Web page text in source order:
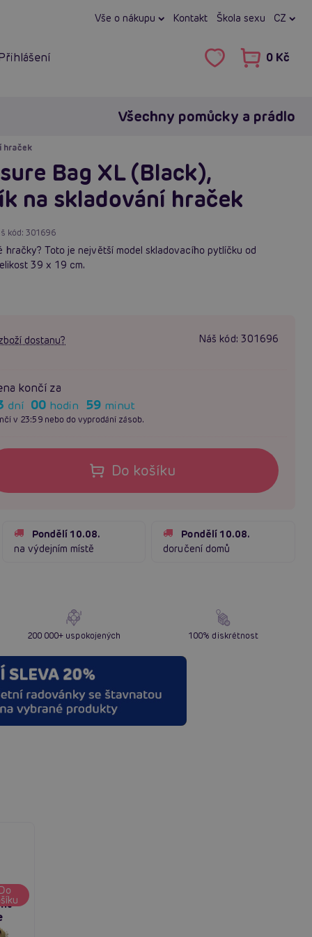
Vše o nákupu Kontakt Škola sexu CZ
0 Kč
Všechny pomůcky a prádlo
hraček
Bag XL (Black),
na skladování hraček
kód:301696
Toto je největší model skladovacího pytlíčku od
39 x 19 cm.
dostanu? Náš kód: 301696
končí za
dní 00 hodin 59 minut
v 23:59 nebo do vyprodání zásob.
Do košíku
Pondělí 10.08.
na výdejním místě
Pondělí 10.08.
doručení domů
200 000+ uspokojených 100% diskrétnost